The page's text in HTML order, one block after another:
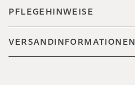
PFLEGEHINWEISE
VERSANDINFORMATIONEN